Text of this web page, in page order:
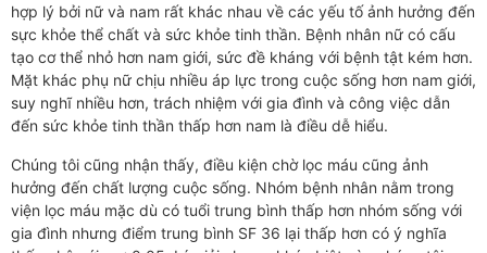
hợp lý bởi nữ và nam rất khác nhau về các yếu tố ảnh hưởng đến
sực khỏe thể chất và sức khỏe tinh thần. Bệnh nhân nữ có cấu
tạo cơ thể nhỏ hơn nam giới, sức đề kháng với bệnh tật kém hơn.
Mặt khác phụ nữ chịu nhiều áp lực trong cuộc sống hơn nam giới,
suy nghĩ nhiều hơn, trách nhiệm với gia đình và công việc dẫn
đến sức khỏe tinh thần thấp hơn nam là điều dễ hiểu.
Chúng tôi cũng nhận thấy, điều kiện chờ lọc máu cũng ảnh
hưởng đến chất lượng cuộc sống. Nhóm bệnh nhân nằm trong
viện lọc máu mặc dù có tuổi trung bình thấp hơn nhóm sống với
gia đình nhưng điểm trung bình SF 36 lại thấp hơn có ý nghĩa